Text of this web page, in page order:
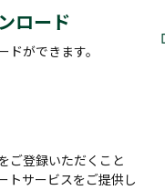
ロード
ができます。
ご登録いただくこと
トサービスをご提供し